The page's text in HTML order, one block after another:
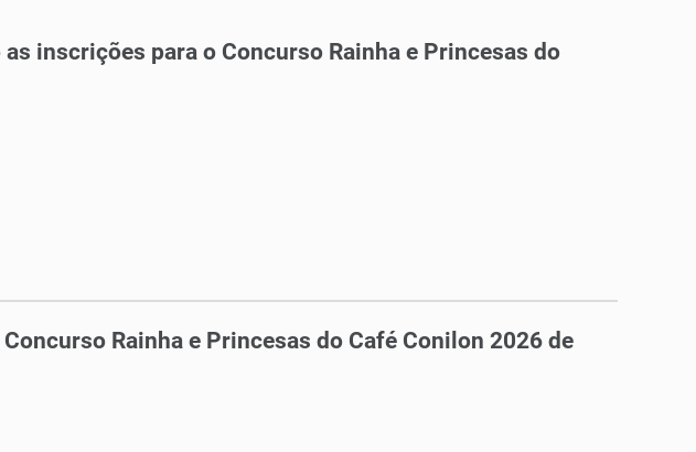
inscrições para o Concurso Rainha e Princesas do
Rainha e Princesas do Café Conilon 2026 de